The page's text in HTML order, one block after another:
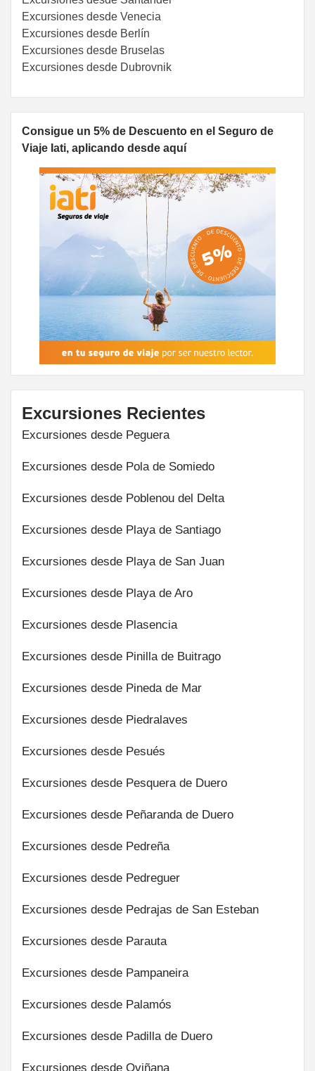
Excursiones desde Venecia
Excursiones desde Berlín
Excursiones desde Bruselas
Excursiones desde Dubrovnik
Consigue un 5% de Descuento en el Seguro de
Viaje Iati, aplicando desde aquí
Excursiones Recientes
Excursiones desde Peguera
Excursiones desde Pola de Somiedo
Excursiones desde Poblenou del Delta
Excursiones desde Playa de Santiago
Excursiones desde Playa de San Juan
Excursiones desde Playa de Aro
Excursiones desde Plasencia
Excursiones desde Pinilla de Buitrago
Excursiones desde Pineda de Mar
Excursiones desde Piedralaves
Excursiones desde Pesués
Excursiones desde Pesquera de Duero
Excursiones desde Peñaranda de Duero
Excursiones desde Pedreña
Excursiones desde Pedreguer
Excursiones desde Pedrajas de San Esteban
Excursiones desde Parauta
Excursiones desde Pampaneira
Excursiones desde Palamós
Excursiones desde Padilla de Duero
Excursiones desde Oviñana